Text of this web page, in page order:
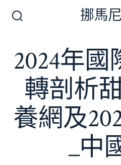
換
開
關
挪馬
2024年
轉剖析
養網及
_中